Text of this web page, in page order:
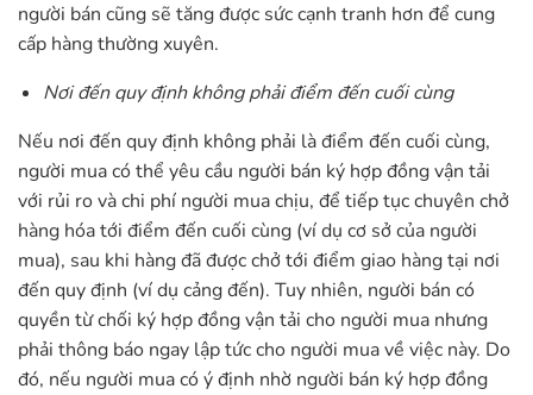
người bán cũng sẽ tăng được sức cạnh tranh hơn để cung
cấp hàng thường xuyên.
Nơi đến quy định không phải điểm đến cuối cùng
Nếu nơi đến quy định không phải là điểm đến cuối cùng,
người mua có thể yêu cầu người bán ký hợp đồng vận tải
với rủi ro và chi phí người mua chịu, để tiếp tục chuyên chở
hàng hóa tới điểm đến cuối cùng (ví dụ cơ sở của người
mua), sau khi hàng đã được chở tới điểm giao hàng tại nơi
đến quy định (ví dụ cảng đến). Tuy nhiên, người bán có
quyền từ chối ký hợp đồng vận tải cho người mua nhưng
phải thông báo ngay lập tức cho người mua về việc này. Do
đó, nếu người mua có ý định nhờ người bán ký hợp đồng